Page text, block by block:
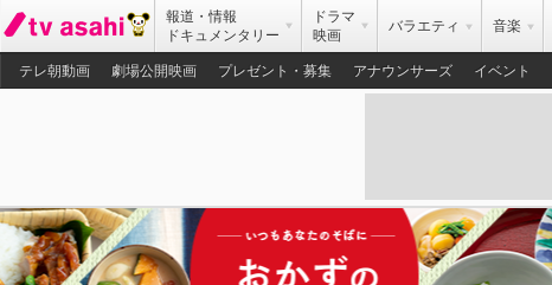
報道・情報
ドキュメンタリー
ドラマ
映画
バラエティ 音楽
テレ朝動画
劇場公開映画 プレゼント・募集 アナウンサーズ イベント